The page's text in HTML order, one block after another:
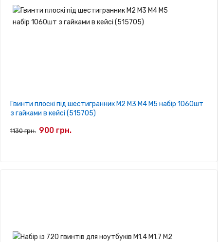
Гвинти плоскі під шестигранник М2 М3 М4 М5 набір 1060шт
з гайками в кейсі (515705)
1130 грн. 900 грн.